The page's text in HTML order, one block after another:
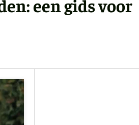
een gids voor